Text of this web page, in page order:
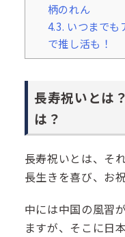
柄のれん
4.3. いつまでも
で推し活も！
長寿祝いとは
は？
長寿祝いとは、そ
長生きを喜び、お
中には中国の風習
ますが、そこに日